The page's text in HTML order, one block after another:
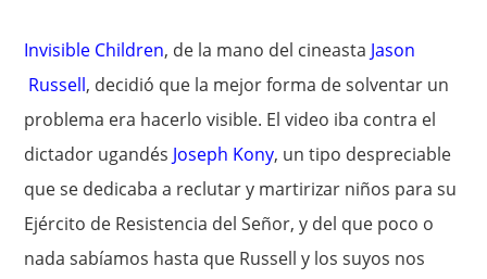
Invisible Children, de la mano del cineasta Jason
Russell, decidió que la mejor forma de solventar un
problema era hacerlo visible. El video iba contra el
dictador ugandés Joseph Kony, un tipo despreciable
que se dedicaba a reclutar y martirizar niños para su
Ejército de Resistencia del Señor, y del que poco o
nada sabíamos hasta que Russell y los suyos nos